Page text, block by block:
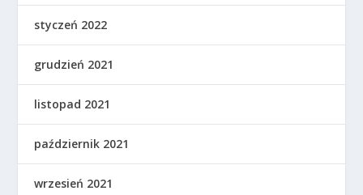
styczeń 2022
grudzień 2021
listopad 2021
październik 2021
wrzesień 2021